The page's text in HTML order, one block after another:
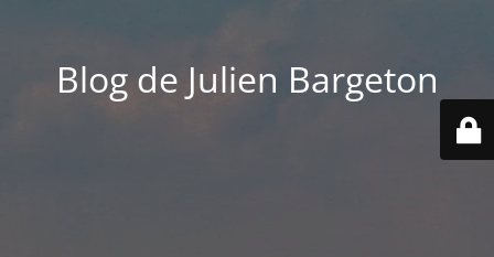
Blog de Julien Bargeton